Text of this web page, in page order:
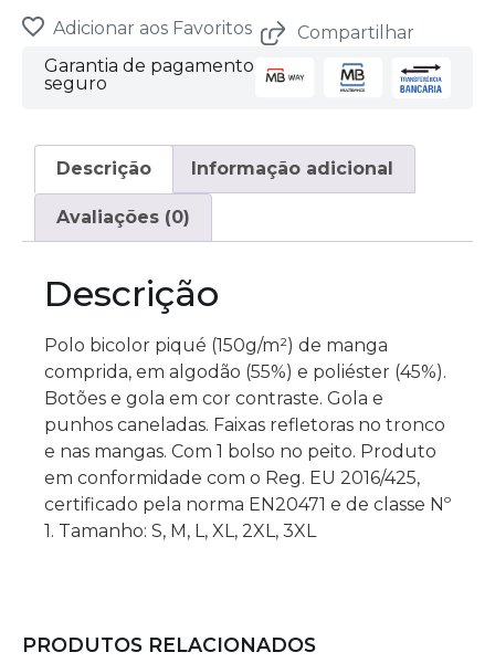
is
0,00 €
Adicionar aos Favoritos
Compartilhar
Garantia de pagamento
seguro
Descrição Informação adicional
Avaliações (0)
Descrição
Polo bicolor piqué (150g/m²) de manga
comprida, em algodão (55%) e poliéster (45%).
Botões e gola em cor contraste. Gola e
punhos caneladas. Faixas refletoras no tronco
e nas mangas. Com 1 bolso no peito. Produto
em conformidade com o Reg. EU 2016/425,
certificado pela norma EN20471 e de classe Nº
1. Tamanho: S, M, L, XL, 2XL, 3XL
PRODUTOS RELACIONADOS